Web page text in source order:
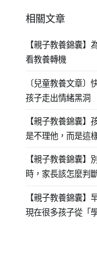
相關文章
【親子教養錦囊】
看教養轉機
〔兒童教養文章〕
孩子走出情緒黑洞
【親子教養錦囊】
是不理他，而是這
【親子教養錦囊】
時，家長該怎麼判
【親子教養錦囊】
現在很多孩子從「